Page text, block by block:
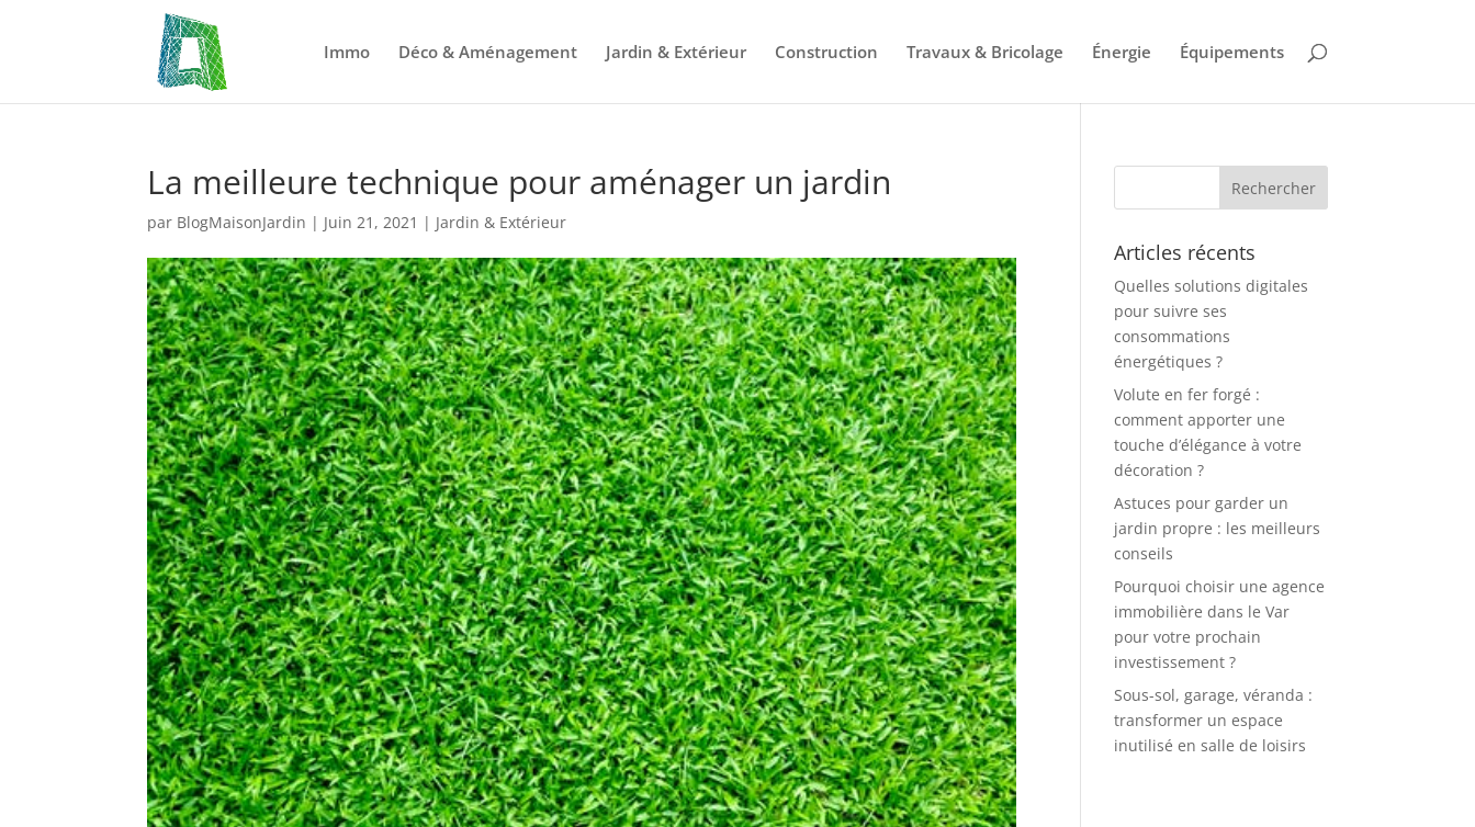
Immo Déco & Aménagement Jardin & Extérieur Construction Travaux & Bricolage Énergie Équipements
La meilleure technique pour aménager un jardin
par BlogMaisonJardin | Juin 21, 2021 | Jardin & Extérieur
Articles récents
Quelles solutions digitales
pour suivre ses
consommations
énergétiques ?
Volute en fer forgé :
comment apporter une
touche d’élégance à votre
décoration ?
Astuces pour garder un
jardin propre : les meilleurs
conseils
Pourquoi choisir une agence
immobilière dans le Var
pour votre prochain
investissement ?
Sous-sol, garage, véranda :
transformer un espace
inutilisé en salle de loisirs